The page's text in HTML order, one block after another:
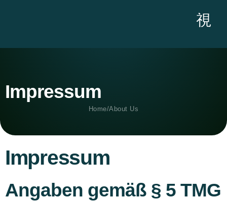
Impressum
Home/About Us
Impressum
Angaben gemäß § 5 TMG